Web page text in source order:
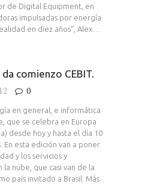
de Digital Equipment, en
impulsadas por energía
en diez años”, Alex…
comienzo CEBIT.
0
en general, e informática
que se celebra en Europa
desde hoy y hasta el día 10
En esta edición van a poner
y los servicios y
nube, que casi van de la
país invitado a Brasil. Más